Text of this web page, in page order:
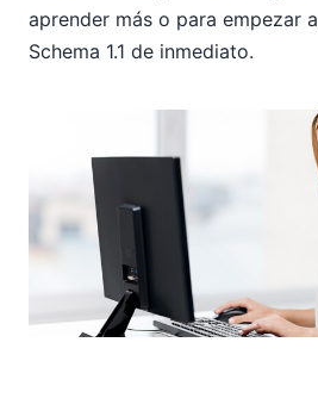
aprender más o para empezar
Schema 1.1 de inmediato.